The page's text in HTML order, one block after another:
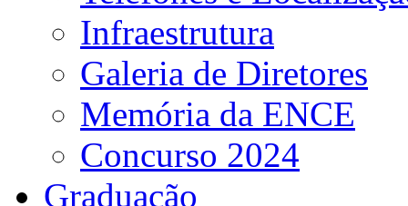
Infraestrutura
Galeria de Diretores
Memória da ENCE
Concurso 2024
Graduação